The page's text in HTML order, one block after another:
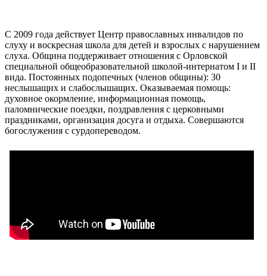
С 2009 года действует Центр православных инвалидов по
слуху и воскресная школа для детей и взрослых с нарушением
слуха. Община поддерживает отношения с Орловской
специальной общеобразовательной школой-интернатом I и II
вида. Постоянных подопечных (членов общины): 30
неслышащих и слабослышащих. Оказываемая помощь:
духовное окормление, информационная помощь,
паломнические поездки, поздравления с церковными
праздниками, организация досуга и отдыха. Совершаются
богослужения с сурдопереводом.